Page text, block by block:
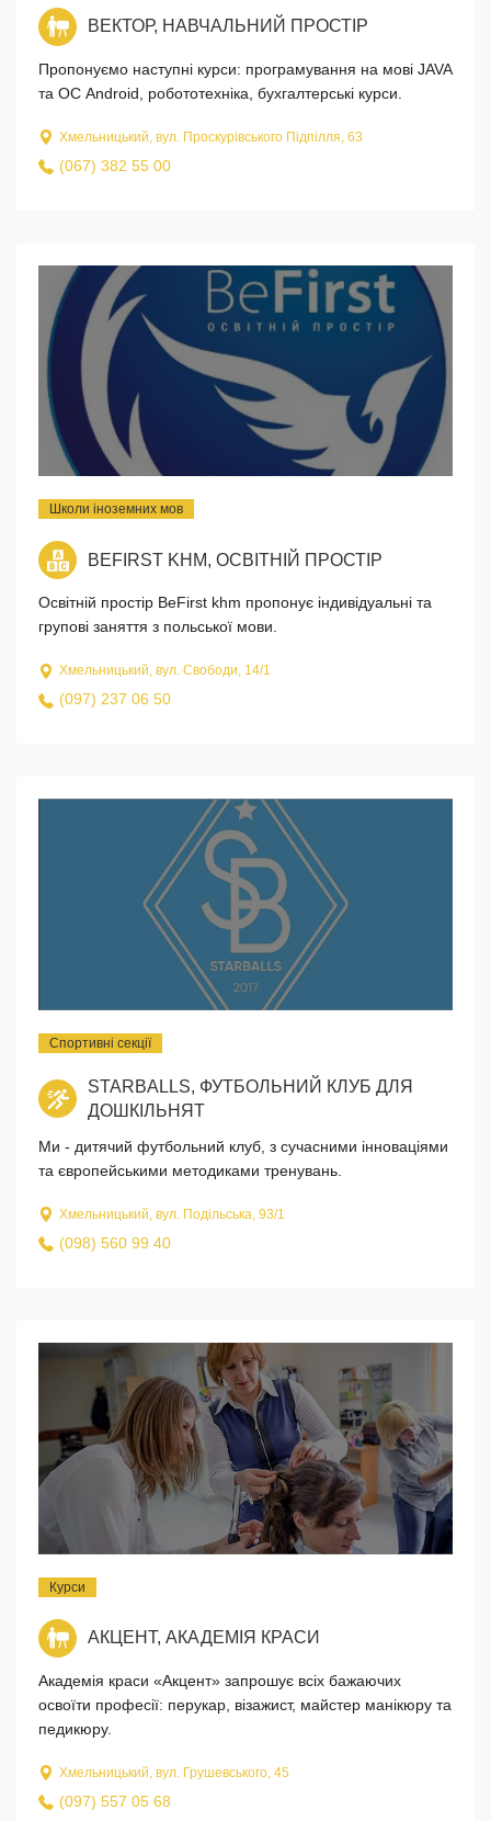
ВЕКТОР, НАВЧАЛЬНИЙ ПРОСТІР
Пропонуємо наступні курси: програмування на мові JAVA
та ОС Android, робототехніка, бухгалтерські курси.
Хмельницький, вул. Проскурівського Підпілля, 63
(067) 382 55 00
Школи іноземних мов
BEFIRST KHM, ОСВІТНІЙ ПРОСТІР
Освітній простір BeFirst khm пропонує індивідуальні та
групові заняття з польської мови.
Хмельницький, вул. Свободи, 14/1
(097) 237 06 50
Спортивні секції
STARBALLS, ФУТБОЛЬНИЙ КЛУБ ДЛЯ
ДОШКІЛЬНЯТ
Ми - дитячий футбольний клуб, з сучасними інноваціями
та європейськими методиками тренувань.
Хмельницький, вул. Подільська, 93/1
(098) 560 99 40
Курси
АКЦЕНТ, АКАДЕМІЯ КРАСИ
Академія краси «Акцент» запрошує всіх бажаючих
освоїти професії: перукар, візажист, майстер манікюру та
педикюру.
Хмельницький, вул. Грушевського, 45
(097) 557 05 68